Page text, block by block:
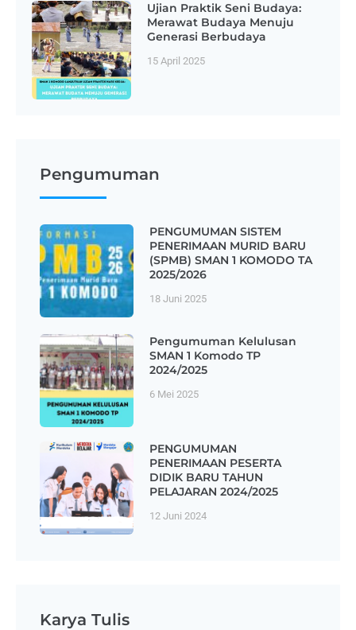
Ujian Praktik Seni Budaya:
Merawat Budaya Menuju
Generasi Berbudaya
15 April 2025
Pengumuman
PENGUMUMAN SISTEM
PENERIMAAN MURID BARU
(SPMB) SMAN 1 KOMODO TA
2025/2026
18 Juni 2025
Pengumuman Kelulusan
SMAN 1 Komodo TP
2024/2025
6 Mei 2025
PENGUMUMAN
PENERIMAAN PESERTA
DIDIK BARU TAHUN
PELAJARAN 2024/2025
12 Juni 2024
Karya Tulis